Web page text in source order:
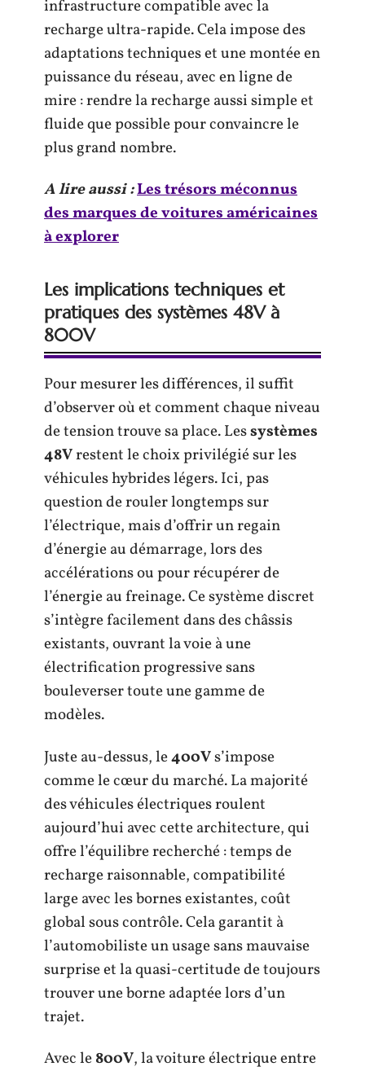
infrastructure compatible avec la
recharge ultra-rapide. Cela impose des
adaptations techniques et une montée en
puissance du réseau, avec en ligne de
mire : rendre la recharge aussi simple et
fluide que possible pour convaincre le
plus grand nombre.
A lire aussi :Les trésors méconnus
des marques de voitures américaines
à explorer
Les implications techniques et
pratiques des systèmes 48V à
800V
Pour mesurer les différences, il suffit
d’observer où et comment chaque niveau
de tension trouve sa place. Lessystèmes
48Vrestent le choix privilégié sur les
véhicules hybrides légers. Ici, pas
question de rouler longtemps sur
l’électrique, mais d’offrir un regain
d’énergie au démarrage, lors des
accélérations ou pour récupérer de
l’énergie au freinage. Ce système discret
s’intègre facilement dans des châssis
existants, ouvrant la voie à une
électrification progressive sans
bouleverser toute une gamme de
modèles.
Juste au-dessus, le400Vs’impose
comme le cœur du marché. La majorité
des véhicules électriques roulent
aujourd’hui avec cette architecture, qui
offre l’équilibre recherché : temps de
recharge raisonnable, compatibilité
large avec les bornes existantes, coût
global sous contrôle. Cela garantit à
l’automobiliste un usage sans mauvaise
surprise et la quasi-certitude de toujours
trouver une borne adaptée lors d’un
trajet.
Avec le800V, la voiture électrique entre